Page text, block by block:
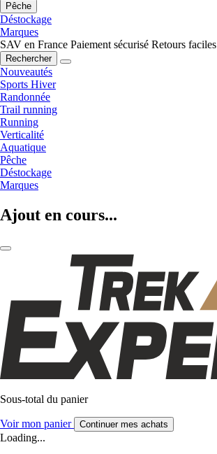
Pêche
Déstockage
Marques
SAV en France Paiement sécurisé Retours faciles
Rechercher
Nouveautés
Sports Hiver
Randonnée
Trail running
Running
Verticalité
Aquatique
Pêche
Déstockage
Marques
Ajout en cours...
Sous-total du panier
Voir mon panier Continuer mes achats
Loading...